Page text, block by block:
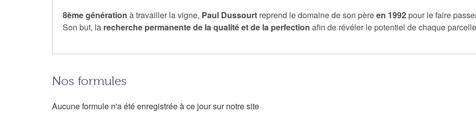
8ème génération à travailler la vigne, Paul Dussourt reprend le domaine de son pèreen 1992 pour le faire
Son but, la recherche permanente de la qualité et de la perfection afin de révéler le potentiel de chaque
Nos formules
Aucune formule n'a été enregistrée à ce jour sur notre site